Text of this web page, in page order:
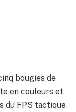
bougies de
en couleurs et
du FPS tactique